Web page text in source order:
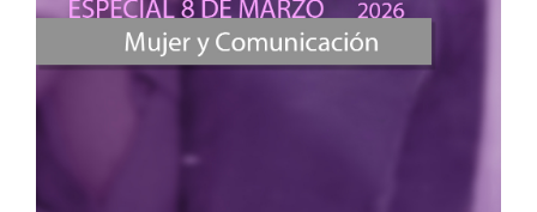
Alonso M.O. (2019)
Analysis of the cuban journalistic culture from the
decolonial perspective: Contributions to an
Journal of Cuban Studies,